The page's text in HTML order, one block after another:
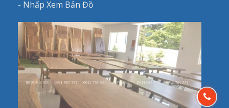
- Nhấp Xem Bản Đồ